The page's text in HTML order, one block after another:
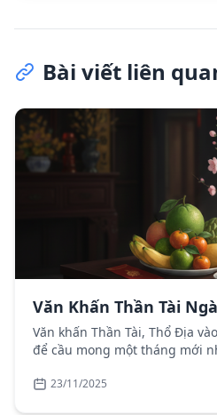
Bài viết liên
Văn Khấn Thần Tài
Văn khấn Thần Tài, Thổ Địa
để cầu mong một tháng mới
23/11/2025